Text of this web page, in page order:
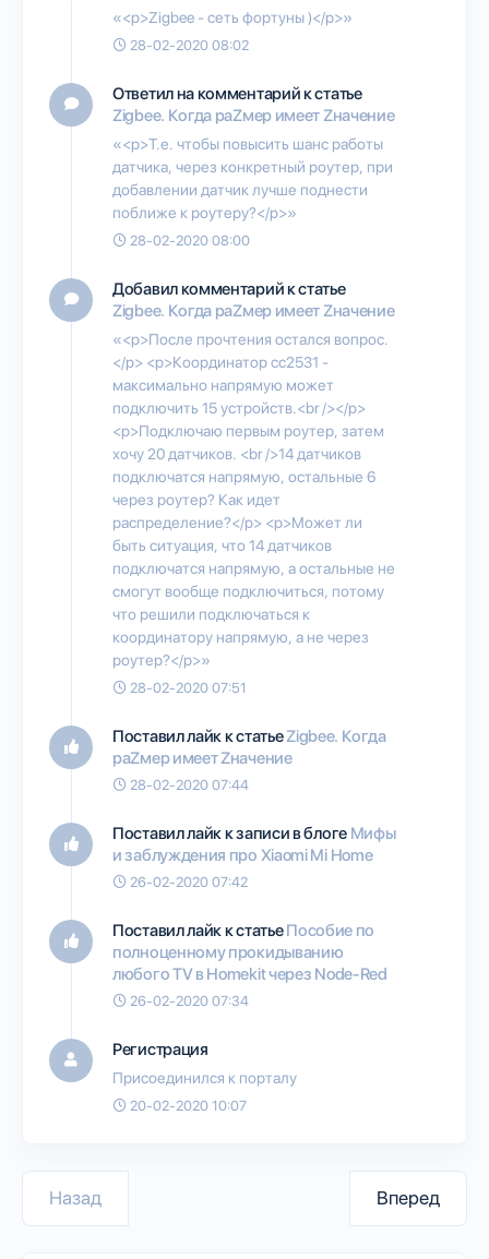
«<p>Zigbee - сеть фортуны )</p>»
28-02-2020 08:02
Ответил на комментарий к статье
Zigbee. Когда раZмер имеет Zначение
«<p>Т.е. чтобы повысить шанс работы
датчика, через конкретный роутер, при
добавлении датчик лучше поднести
поближе к роутеру?</p>»
28-02-2020 08:00
Добавил комментарий к статье
Zigbee. Когда раZмер имеет Zначение
«<p>После прочтения остался вопрос.
</p> <p>Координатор cc2531 -
максимально напрямую может
подключить 15 устройств.<br /></p>
<p>Подключаю первым роутер, затем
хочу 20 датчиков. <br />14 датчиков
подключатся напрямую, остальные 6
через роутер? Как идет
распределение?</p> <p>Может ли
быть ситуация, что 14 датчиков
подключатся напрямую, а остальные не
смогут вообще подключиться, потому
что решили подключаться к
координатору напрямую, а не через
роутер?</p>»
28-02-2020 07:51
Поставил лайк к статьеZigbee. Когда
раZмер имеет Zначение
28-02-2020 07:44
Поставил лайк к записи в блоге Мифы
и заблуждения про Xiaomi Mi Home
26-02-2020 07:42
Поставил лайк к статьеПособие по
полноценному прокидыванию
любого TV в Homekit через Node-Red
26-02-2020 07:34
Регистрация
Присоединился к порталу
20-02-2020 10:07
Назад Вперед